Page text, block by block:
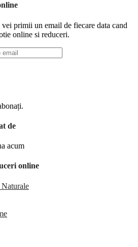
primii un email de fiecare data cand
online si reduceri.
de
acum
online